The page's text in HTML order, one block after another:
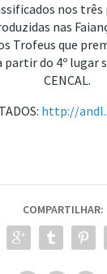
nos
nas
Trofeus que
partir do 4º lugar
CENCAL.
http://
COMPARTILHAR: